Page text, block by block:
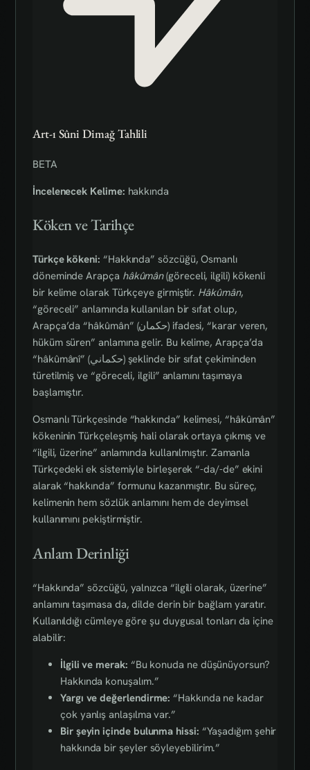
Art-ı Sûni Dimağ Tahlili
BETA
İncelenecek Kelime: hakkında
Köken ve Tarihçe
Türkçe kökeni: “Hakkında” sözcüğü, Osmanlı
döneminde Arapça hâkûmân(göreceli, ilgili) kökenli
bir kelime olarak Türkçeye girmiştir. Hâkûmân,
“göreceli” anlamında kullanılan bir sıfat olup,
Arapça’da “hâkûmân” (حكمان) ifadesi, “karar veren,
hüküm süren” anlamına gelir. Bu kelime, Arapça’da
“hâkûmânî” (حكماني) şeklinde bir sıfat çekiminden
türetilmiş ve “göreceli, ilgili” anlamını taşımaya
başlamıştır.
Osmanlı Türkçesinde “hakkında” kelimesi, “hâkûmân”
kökeninin Türkçeleşmiş hali olarak ortaya çıkmış ve
“ilgili, üzerine” anlamında kullanılmıştır. Zamanla
Türkçedeki ek sistemiyle birleşerek “-da/-de” ekini
alarak “hakkında” formunu kazanmıştır. Bu süreç,
kelimenin hem sözlük anlamını hem de deyimsel
kullanımını pekiştirmiştir.
Anlam Derinliği
“Hakkında” sözcüğü, yalnızca “ilgili olarak, üzerine”
anlamını taşımasa da, dilde derin bir bağlam yaratır.
Kullanıldığı cümleye göre şu duygusal tonları da içine
alabilir:
İlgili ve merak: “Bu konuda ne düşünüyorsun?
Hakkında konuşalım.”
Yargı ve değerlendirme: “Hakkında ne kadar
çok yanlış anlaşılma var.”
Bir şeyin içinde bulunma hissi: “Yaşadığım şehir
hakkında bir şeyler söyleyebilirim.”